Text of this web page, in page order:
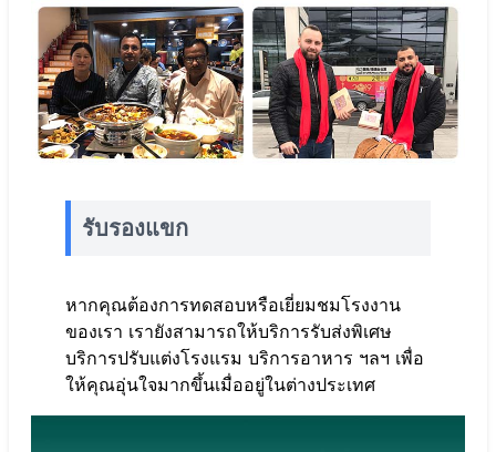
รับรองแขก
หากคุณต้องการทดสอบหรือเยี่ยมชมโรงงาน
ของเรา เรายังสามารถให้บริการรับส่งพิเศษ
บริการปรับแต่งโรงแรม บริการอาหาร ฯลฯ เพื่อ
ให้คุณอุ่นใจมากขึ้นเมื่ออยู่ในต่างประเทศ